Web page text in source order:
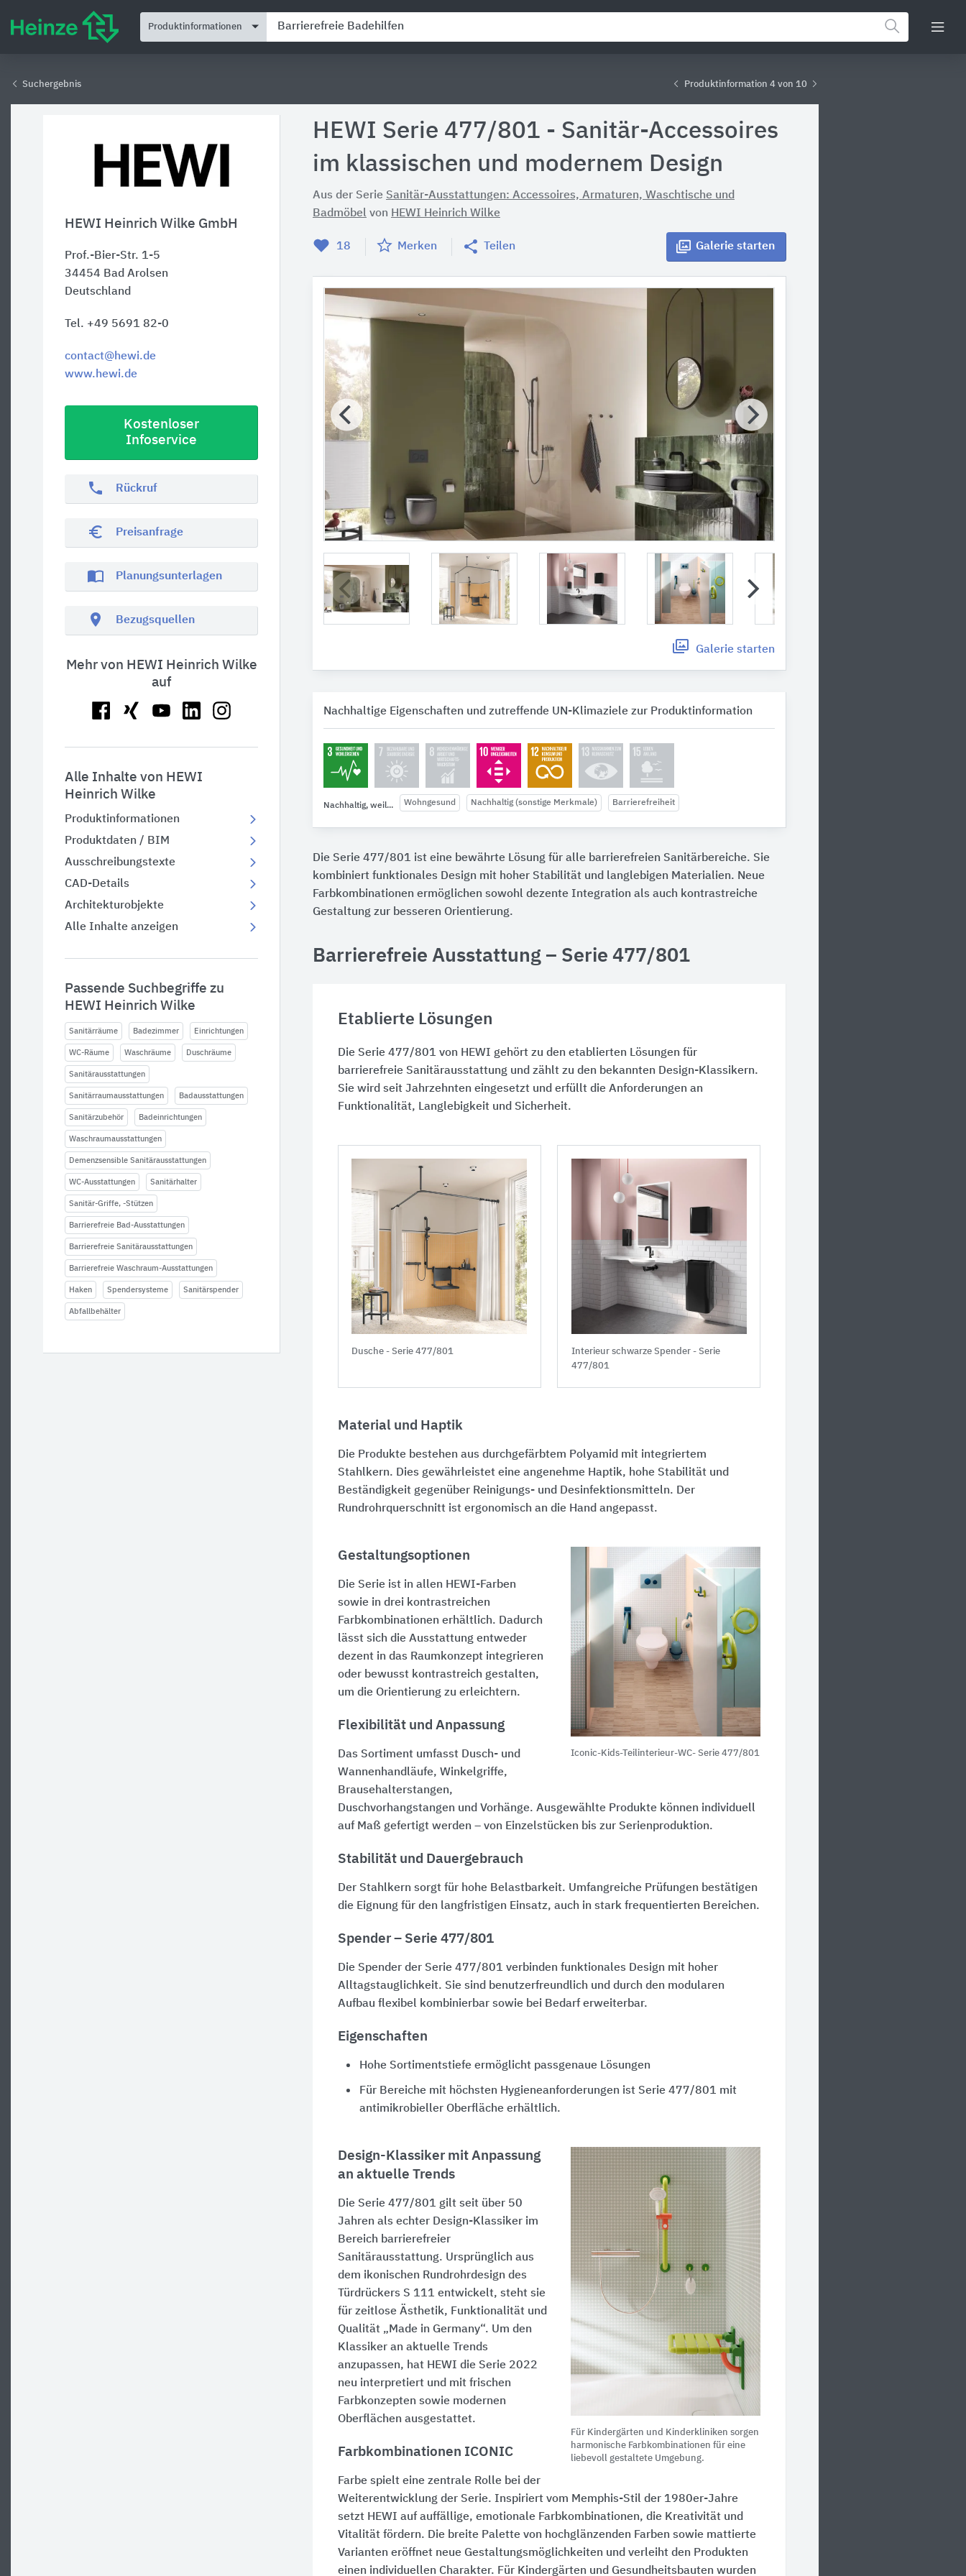
Produktinformationen
Suchergebnis Produktinformation 4 von 10
HEWI Heinrich Wilke GmbH
Prof.-Bier-Str. 1-5
34454 Bad Arolsen
Deutschland
Tel. +49 5691 82-0
contact@hewi.de
www.hewi.de
Kostenloser
Infoservice
phone Rückruf
euro_symbol Preisanfrage
import_contacts Planungsunterlagen
location_on Bezugsquellen
Mehr von HEWI Heinrich Wilke
auf
Alle Inhalte von HEWI
Heinrich Wilke
Produktinformationen
Produktdaten / BIM
Ausschreibungstexte
CAD-Details
Architekturobjekte
Alle Inhalte anzeigen
Passende Suchbegriffe zu
HEWI Heinrich Wilke
Sanitärräume Badezimmer Einrichtungen
WC-Räume Waschräume Duschräume
Sanitärausstattungen
Sanitärraumausstattungen Badausstattungen
Sanitärzubehör Badeinrichtungen
Waschraumausstattungen
Demenzsensible Sanitärausstattungen
WC-Ausstattungen Sanitärhalter
Sanitär-Griffe, -Stützen
Barrierefreie Bad-Ausstattungen
Barrierefreie Sanitärausstattungen
Barrierefreie Waschraum-Ausstattungen
Haken Spendersysteme Sanitärspender
Abfallbehälter
HEWI Serie 477/801 - Sanitär-Accessoires
im klassischen und modernem Design
Aus der Serie Sanitär-Ausstattungen: Accessoires, Armaturen, Waschtische und
Badmöbel von HEWI Heinrich Wilke
18 Merken Teilen Galerie starten
Galerie starten
Nachhaltige Eigenschaften und zutreffende UN-Klimaziele zur Produktinformation
Nachhaltig, weil... Wohngesund Nachhaltig (sonstige Merkmale) Barrierefreiheit
Die Serie 477/801 ist eine bewährte Lösung für alle barrierefreien Sanitärbereiche. Sie
kombiniert funktionales Design mit hoher Stabilität und langlebigen Materialien. Neue
Farbkombinationen ermöglichen sowohl dezente Integration als auch kontrastreiche
Gestaltung zur besseren Orientierung.
Barrierefreie Ausstattung – Serie 477/801
Etablierte Lösungen
Die Serie 477/801 von HEWI gehört zu den etablierten Lösungen für
barrierefreie Sanitärausstattung und zählt zu den bekannten Design-Klassikern.
Sie wird seit Jahrzehnten eingesetzt und erfüllt die Anforderungen an
Funktionalität, Langlebigkeit und Sicherheit.
Dusche - Serie 477/801
Interieur schwarze Spender - Serie
477/801
Material und Haptik
Die Produkte bestehen aus durchgefärbtem Polyamid mit integriertem
Stahlkern. Dies gewährleistet eine angenehme Haptik, hohe Stabilität und
Beständigkeit gegenüber Reinigungs- und Desinfektionsmitteln. Der
Rundrohrquerschnitt ist ergonomisch an die Hand angepasst.
Iconic-Kids-Teilinterieur-WC- Serie 477/801
Gestaltungsoptionen
Die Serie ist in allen HEWI-Farben
sowie in drei kontrastreichen
Farbkombinationen erhältlich. Dadurch
lässt sich die Ausstattung entweder
dezent in das Raumkonzept integrieren
oder bewusst kontrastreich gestalten,
um die Orientierung zu erleichtern.
Flexibilität und Anpassung
Das Sortiment umfasst Dusch- und
Wannenhandläufe, Winkelgriffe,
Brausehalterstangen,
Duschvorhangstangen und Vorhänge. Ausgewählte Produkte können individuell
auf Maß gefertigt werden – von Einzelstücken bis zur Serienproduktion.
Stabilität und Dauergebrauch
Der Stahlkern sorgt für hohe Belastbarkeit. Umfangreiche Prüfungen bestätigen
die Eignung für den langfristigen Einsatz, auch in stark frequentierten Bereichen.
Spender – Serie 477/801
Die Spender der Serie 477/801 verbinden funktionales Design mit hoher
Alltagstauglichkeit. Sie sind benutzerfreundlich und durch den modularen
Aufbau flexibel kombinierbar sowie bei Bedarf erweiterbar.
Eigenschaften
Hohe Sortimentstiefe ermöglicht passgenaue Lösungen
Für Bereiche mit höchsten Hygieneanforderungen ist Serie 477/801 mit
antimikrobieller Oberfläche erhältlich.
Für Kindergärten und Kinderkliniken sorgen
harmonische Farbkombinationen für eine
liebevoll gestaltete Umgebung.
Design-Klassiker mit Anpassung
an aktuelle Trends
Die Serie 477/801 gilt seit über 50
Jahren als echter Design-Klassiker im
Bereich barrierefreier
Sanitärausstattung. Ursprünglich aus
dem ikonischen Rundrohrdesign des
Türdrückers S 111 entwickelt, steht sie
für zeitlose Ästhetik, Funktionalität und
Qualität „Made in Germany“. Um den
Klassiker an aktuelle Trends
anzupassen, hat HEWI die Serie 2022
neu interpretiert und mit frischen
Farbkonzepten sowie modernen
Oberflächen ausgestattet.
Farbkombinationen ICONIC
Farbe spielt eine zentrale Rolle bei der
Weiterentwicklung der Serie. Inspiriert vom Memphis-Stil der 1980er-Jahre
setzt HEWI auf auffällige, emotionale Farbkombinationen, die Kreativität und
Vitalität fördern. Die breite Palette von hochglänzenden Farben sowie mattierte
Varianten eröffnet neue Gestaltungsmöglichkeiten und verleiht den Produkten
einen individuellen Charakter. Für Kindergärten und Gesundheitsbauten wurden